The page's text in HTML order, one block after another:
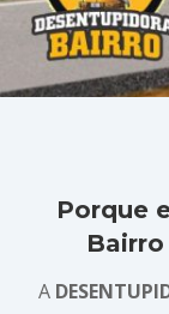
Porque
A